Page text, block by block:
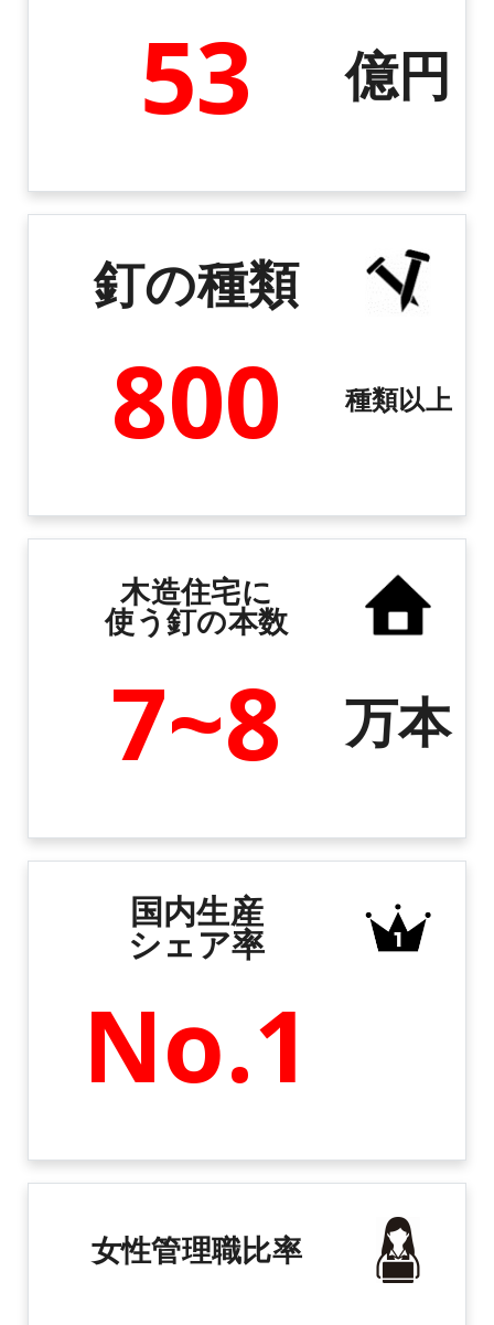
53 億円
釘の種類
800 種類以上
木造住宅に
使う釘の本数
7~8 万本
国内生産
シェア率
No.1
女性管理職比率